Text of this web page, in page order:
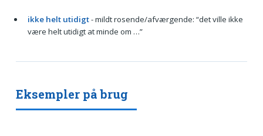
ikke helt utidigt- mildt rosende/afværgende: “det ville ikke
være helt utidigt at minde om …”
Eksempler på brug